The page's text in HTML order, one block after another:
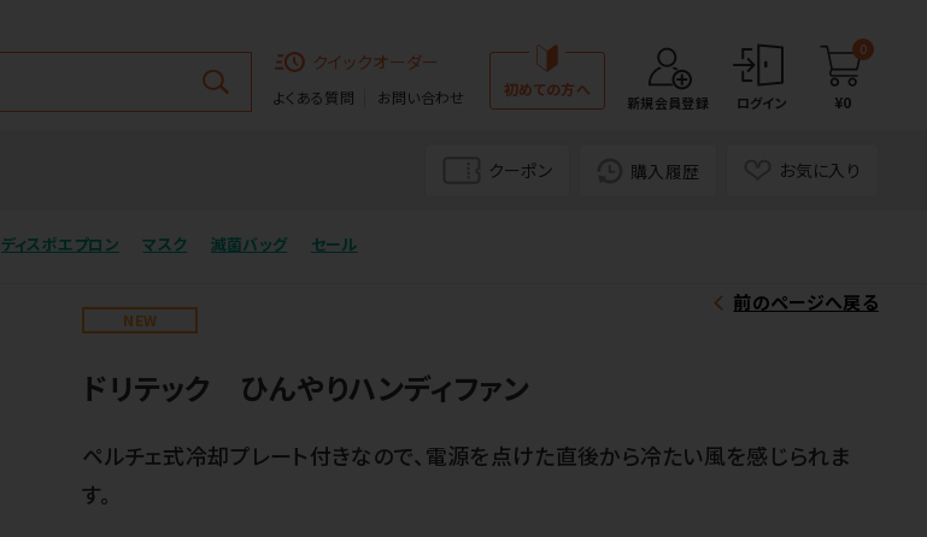
クイックオーダー
よくある質問 お問い合わせ 初めての方へ
新規会員登録 ログイン
0
¥0
クーポン 購入履歴 お気に入り
ディスポエプロン マスク 滅菌バッグ セール
前のページへ戻る
NEW
ドリテック ひんやりハンディファン
ペルチェ式冷却プレート付きなので、電源を点けた直後から冷たい風を感じられま
す。